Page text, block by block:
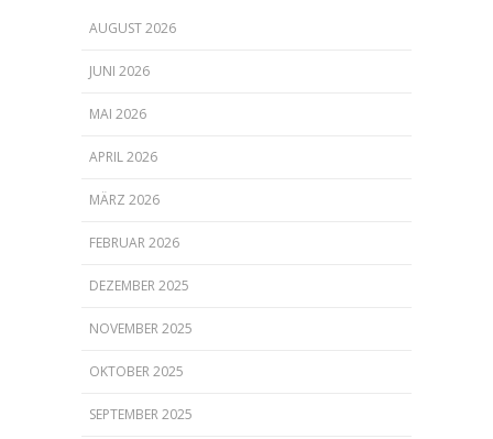
AUGUST 2026
JUNI 2026
MAI 2026
APRIL 2026
MÄRZ 2026
FEBRUAR 2026
DEZEMBER 2025
NOVEMBER 2025
OKTOBER 2025
SEPTEMBER 2025